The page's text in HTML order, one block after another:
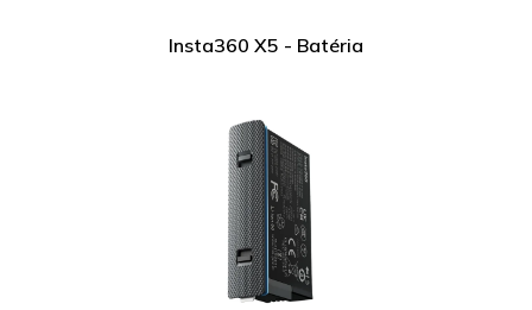
Insta360 X5 - Batéria